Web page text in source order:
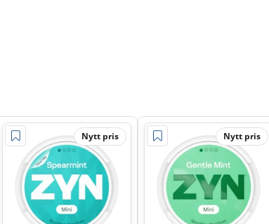
Nytt pris Nytt pris